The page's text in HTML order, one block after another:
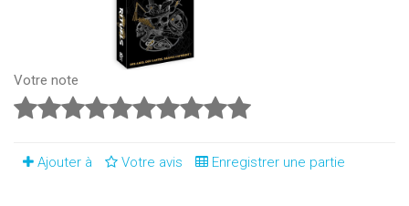
Votre note
Ajouter à Votre avis Enregistrer une partie